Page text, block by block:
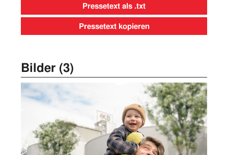
Pressetext als .txt
Pressetext kopieren
Bilder (3)